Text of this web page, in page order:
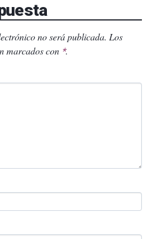
no será publicada. Los
marcados con *.